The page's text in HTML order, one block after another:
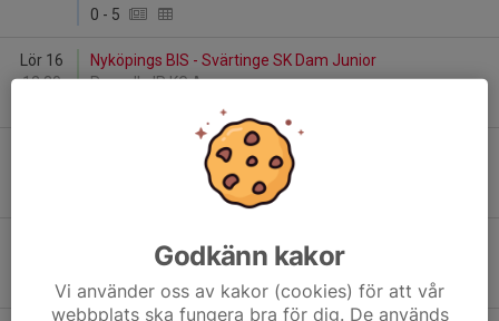
0 - 5
Lör 16
12:30
Nyköpings BIS - Svärtinge SK Dam Junior
Rosvalla IP KG A
Hällbybrunns IF U - Nyköpings BIS
Smedby AIS FJ - Nyköpings BIS
PreZero Arena B
1 - 1
Godkänn kakor
Vi använder oss av kakor (cookies) för att vår
webbplats ska fungera bra för dig. De används